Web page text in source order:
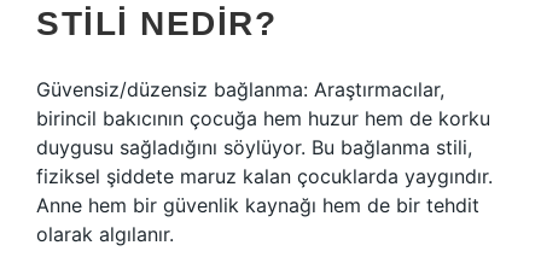
STILI NEDIR?
Güvensiz/düzensiz bağlanma: Araştırmacılar,
birincil bakıcının çocuğa hem huzur hem de korku
duygusu sağladığını söylüyor. Bu bağlanma stili,
fiziksel şiddete maruz kalan çocuklarda yaygındır.
Anne hem bir güvenlik kaynağı hem de bir tehdit
olarak algılanır.